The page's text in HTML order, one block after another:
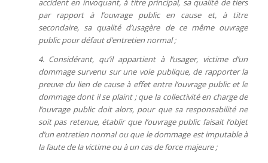
accident en invoquant, à titre principal, sa qualité de tiers
par rapport à l’ouvrage public en cause et, à titre
secondaire, sa qualité d’usagère de ce même ouvrage
public pour défaut d’entretien normal ;
4. Considérant, qu’il appartient à l’usager, victime d’un
dommage survenu sur une voie publique, de rapporter la
preuve du lien de cause à effet entre l’ouvrage public et le
dommage dont il se plaint ; que la collectivité en charge de
l’ouvrage public doit alors, pour que sa responsabilité ne
soit pas retenue, établir que l’ouvrage public faisait l’objet
d’un entretien normal ou que le dommage est imputable à
la faute de la victime ou à un cas de force majeure ;